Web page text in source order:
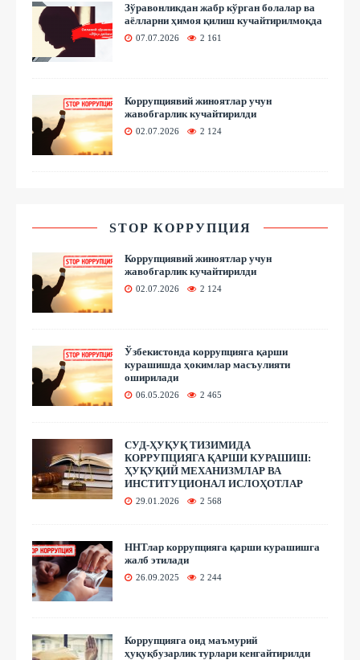
Зўравонликдан жабр кўрган болалар ва
аёлларни ҳимоя қилиш кучайтирилмоқда
07.07.2026 2 161
Коррупциявий жиноятлар учун
жавобгарлик кучайтирилди
02.07.2026 2 124
STOP КОРРУПЦИЯ
Коррупциявий жиноятлар учун
жавобгарлик кучайтирилди
02.07.2026 2 124
Ўзбекистонда коррупцияга қарши
курашишда ҳокимлар масъулияти
оширилади
06.05.2026 2 465
СУД-ҲУҚУҚ ТИЗИМИДА
КОРРУПЦИЯГА ҚАРШИ КУРАШИШ:
ҲУҚУҚИЙ МЕХАНИЗМЛАР ВА
ИНСТИТУЦИОНАЛ ИСЛОҲОТЛАР
29.01.2026 2 568
ННТлар коррупцияга қарши курашишга
жалб этилади
26.09.2025 2 244
Коррупцияга оид маъмурий
ҳуқуқбузарлик турлари кенгайтирилди